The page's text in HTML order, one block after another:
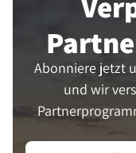
Abonniere jetzt
und wir